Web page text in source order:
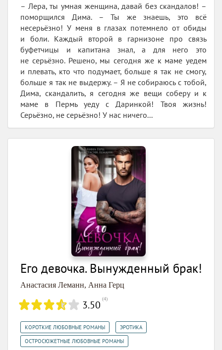
– Лера, ты умная женщина, давай без скандалов! –
поморщился Дима. – Ты же знаешь, это всё
несерьёзно! У меня в глазах потемнело от обиды
и боли. Каждый второй в гарнизоне про связь
буфетчицы и капитана знал, а для него это
не серьёзно. Решено, мы сегодня же к маме уедем
и плевать, кто что подумает, больше я так не смогу,
больше я так не выдержу. – Я не собираюсь с тобой,
Дима, скандалить, я сегодня же вещи соберу и к
маме в Пермь уеду с Даринкой! Твоя жизнь!
Серьёзно, не серьёзно! У нас ничего...
Его девочка. Вынужденный брак!
Анастасия Леманн, Анна Герц
3.50 (4)
КОРОТКИЕ ЛЮБОВНЫЕ РОМАНЫ ЭРОТИКА
ОСТРОСЮЖЕТНЫЕ ЛЮБОВНЫЕ РОМАНЫ